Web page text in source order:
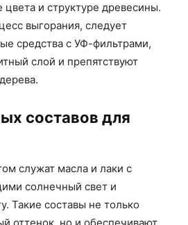
цвета и структуре древесины.
выгорания, следует
средства с УФ-фильтрами,
слой и препятствуют
составов для
служат масла и лаки с
солнечный свет и
Такие составы не только